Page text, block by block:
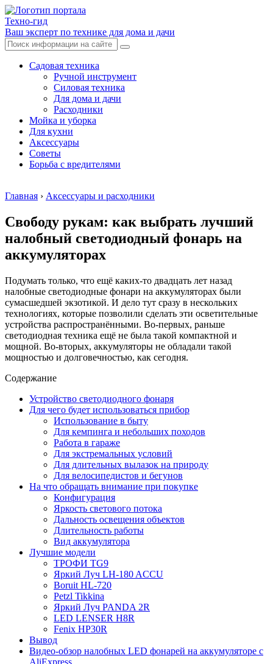
Техно-гид
Ваш эксперт по технике для дома и дачи
Садовая техника
Ручной инструмент
Силовая техника
Для дома и дачи
Расходники
Мойка и уборка
Для кухни
Аксессуары
Советы
Борьба с вредителями
Главная › Аксессуары и расходники
Свободу рукам: как выбрать лучший
налобный светодиодный фонарь на
аккумуляторах
Подумать только, что ещё каких-то двадцать лет назад
налобные светодиодные фонари на аккумуляторах были
сумасшедшей экзотикой. И дело тут сразу в нескольких
технологиях, которые позволили сделать эти осветительные
устройства распространёнными. Во-первых, раньше
светодиодная техника ещё не была такой компактной и
мощной. Во-вторых, аккумуляторы не обладали такой
мощностью и долговечностью, как сегодня.
Содержание
Устройство светодиодного фонаря
Для чего будет использоваться прибор
Использование в быту
Для кемпинга и небольших походов
Работа в гараже
Для экстремальных условий
Для длительных вылазок на природу
Для велосипедистов и бегунов
На что обращать внимание при покупке
Конфигурация
Яркость светового потока
Дальность освещения объектов
Длительность работы
Вид аккумулятора
Лучшие модели
ТРОФИ TG9
Яркий Луч LH-180 ACCU
Boruit HL-720
Petzl Tikkina
Яркий Луч PANDA 2R
LED LENSER H8R
Fenix HP30R
Вывод
Видео-обзор налобных LED фонарей на аккумуляторе с
AliExpress